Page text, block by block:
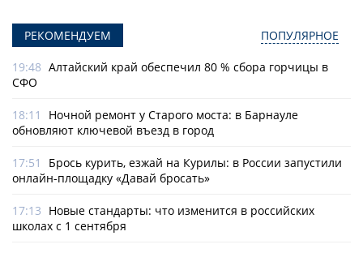
РЕКОМЕНДУЕМ ПОПУЛЯРНОЕ
19:48 Алтайский край обеспечил 80 % сбора горчицы в
СФО
18:11
Ночной ремонт у Старого моста: в Барнауле
обновляют ключевой въезд в город
17:51
Брось курить, езжай на Курилы: в России запустили
онлайн-­площадку «Давай бросать»
17:13 Новые стандарты: что изменится в российских
школах с 1 сентября